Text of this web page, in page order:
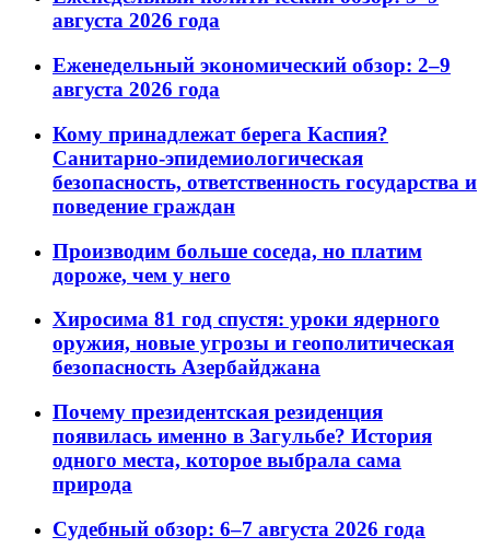
августа 2026 года
Еженедельный экономический обзор: 2–9
августа 2026 года
Кому принадлежат берега Каспия?
Санитарно-эпидемиологическая
безопасность, ответственность государства и
поведение граждан
Производим больше соседа, но платим
дороже, чем у него
Хиросима 81 год спустя: уроки ядерного
оружия, новые угрозы и геополитическая
безопасность Азербайджана
Почему президентская резиденция
появилась именно в Загульбе? История
одного места, которое выбрала сама
природа
Судебный обзор: 6–7 августа 2026 года